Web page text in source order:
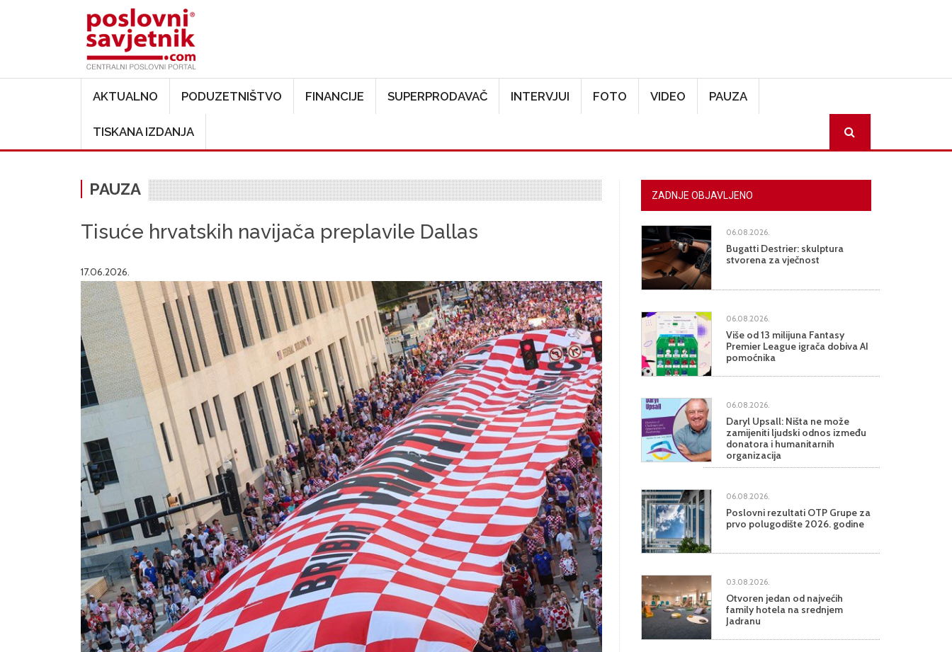
AKTUALNO PODUZETNIŠTVO FINANCIJE SUPERPRODAVAČ INTERVJUI FOTO VIDEO PAUZA
TISKANA IZDANJA
PAUZA
Tisuće hrvatskih navijača preplavile Dallas
17.06.2026.
ZADNJE OBJAVLJENO
06.08.2026.
Bugatti Destrier: skulptura
stvorena za vječnost
06.08.2026.
Više od 13 milijuna Fantasy
Premier League igrača dobiva AI
pomoćnika
06.08.2026.
Daryl Upsall: Ništa ne može
zamijeniti ljudski odnos između
donatora i humanitarnih
organizacija
06.08.2026.
Poslovni rezultati OTP Grupe za
prvo polugodište 2026. godine
03.08.2026.
Otvoren jedan od najvećih
family hotela na srednjem
Jadranu